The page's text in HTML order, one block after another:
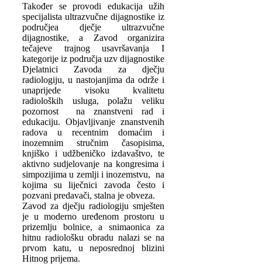
Također se provodi edukacija užih
specijalista ultrazvučne dijagnostike iz
područjea dječje ultrazvučne
dijagnostike, a Zavod organizira
tečajeve trajnog usavršavanja I
kategorije iz područja uzv dijagnostike
Djelatnici Zavoda za dječju
radiologiju, u nastojanjima da održe i
unaprijede visoku kvalitetu
radioloških usluga, polažu veliku
pozornost na znanstveni rad i
edukaciju. Objavljivanje znanstvenih
radova u recentnim domaćim i
inozemnim stručnim časopisima,
knjiško i udžbeničko izdavaštvo, te
aktivno sudjelovanje na kongresima i
simpozijima u zemlji i inozemstvu, na
kojima su liječnici zavoda često i
pozvani predavači, stalna je obveza.
Zavod za dječju radiologiju smješten
je u moderno uređenom prostoru u
prizemlju bolnice, a snimaonica za
hitnu radiološku obradu nalazi se na
prvom katu, u neposrednoj blizini
Hitnog prijema.